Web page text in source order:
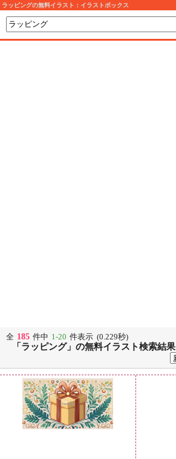
ラッピングの無料イラスト：イラストボックス
全 185 件中 1-20 件表示 (0.229秒)
「ラッピング」の無料イラスト検索結果